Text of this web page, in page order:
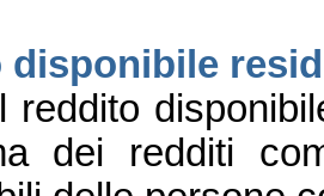
disponibile
reddito
dei redditi